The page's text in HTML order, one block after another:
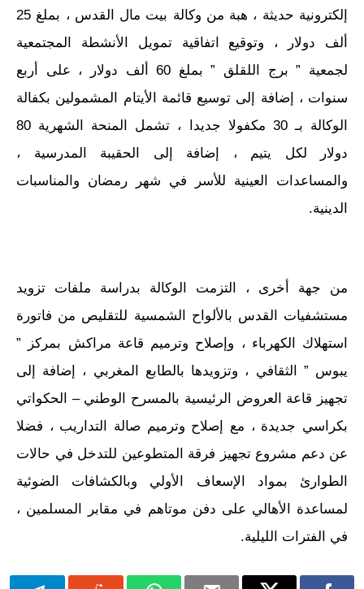
إلكترونية حديثة ، هبة من وكالة بيت مال القدس ، بملغ 25
ألف دولار ، وتوقيع اتفاقية تمويل الأنشطة المجتمعية
لجمعية ” برج اللقلق ” بملغ 60 ألف دولار ، على أربع
سنوات ، إضافة إلى توسيع قائمة الأيتام المشمولين بكفالة
الوكالة بـ 30 مكفولا جديدا ، تشمل المنحة الشهرية 80
دولار لكل يتيم ، إضافة إلى الحقيبة المدرسية ،
والمساعدات العينية للأسر في شهر رمضان والمناسبات
الدينية.
من جهة أخرى ، التزمت الوكالة بدراسة ملفات تزويد
مستشفيات القدس بالألواح الشمسية للتقليص من فاتورة
استهلاك الكهرباء ، وإصلاح وترميم قاعة مراكش بمركز ”
يبوس ” الثقافي ، وتزويدها بالطابع المغربي ، إضافة إلى
تجهيز قاعة العروض الرئيسية بالمسرح الوطني – الحكواتي
بكراسي جديدة ، مع إصلاح وترميم صالة التداريب ، فضلا
عن دعم مشروع تجهيز فرقة المتطوعين للتدخل في حالات
الطوارئ بمواد الإسعاف الأولي وبالكشافات الضوئية
لمساعدة الأهالي على دفن موتاهم في مقابر المسلمين ،
في الفترات الليلية.